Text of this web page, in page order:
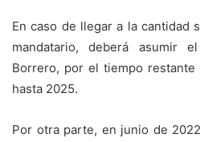
En caso de llegar a la cantidad
mandatario, deberá asumir
Borrero, por el tiempo
hasta 2025.
Por otra parte, en junio de 2022